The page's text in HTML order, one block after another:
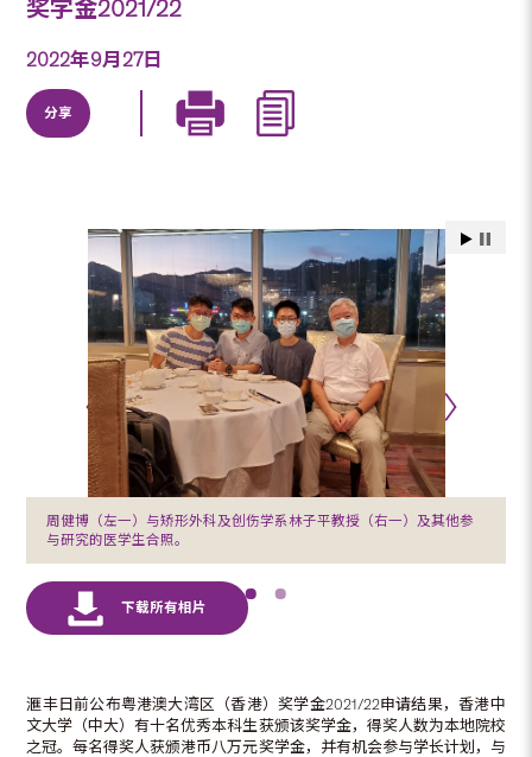
奖学金2021/22
2022年9月27日
分享
周健博（左一）与矫形外科及创伤学系林子平教授（右一）及其他参
与研究的医学生合照。
滙丰日前公布粤港澳大湾区（香港）奖学金2021/22申请结果，香港中
文大学（中大）有十名优秀本科生获颁该奖学金，得奖人数为本地院校
之冠。每名得奖人获颁港币八万元奖学金，并有机会参与学长计划，与